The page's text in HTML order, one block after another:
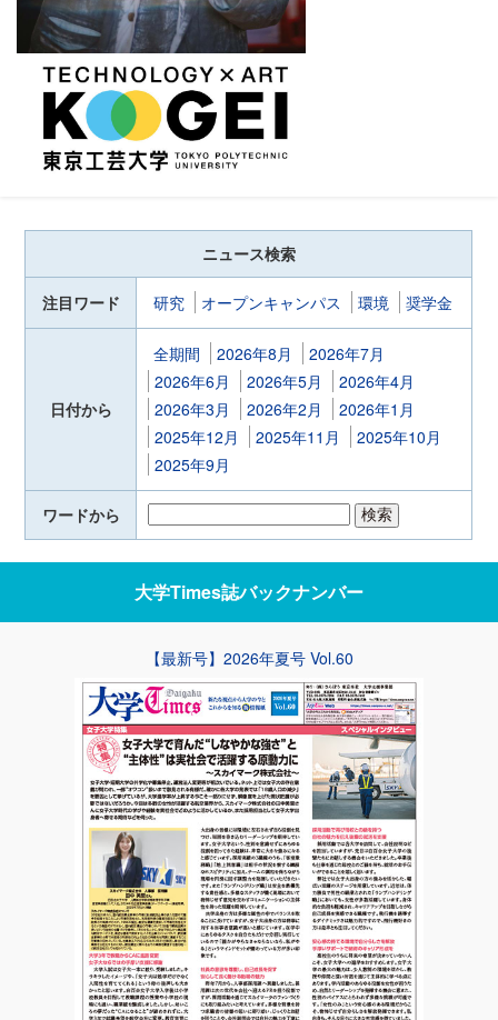
ニュース検索
注目ワード 研究 オープンキャンパス 環境 奨学金
日付から
全期間 2026年8月
2026年7月
2026年6月
2026年5月
2026年4月
2026年3月
2026年2月
2026年1月
2025年12月
2025年11月
2025年10月
2025年9月
ワードから
大学Times誌バックナンバー
【最新号】2026年夏号 Vol.60